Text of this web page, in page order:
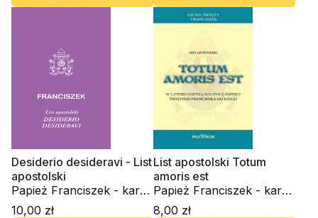
Desiderio desideravi - List
apostolski
Papież Franciszek - kard.
Jorge Mario Bergoglio
10,00 zł
List apostolski Totum
amoris est
Papież Franciszek - kard.
Jorge Mario Bergoglio
8,00 zł